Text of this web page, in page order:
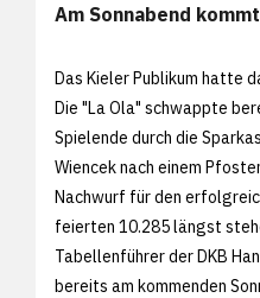
Am Sonnabend
Das Kieler Publikum hatte
Die "La Ola" schwappte
Spielende durch die
Wiencek nach einem
Nachwurf für den
feierten 10.285 längst
Tabellenführer der DKB
bereits am kommenden